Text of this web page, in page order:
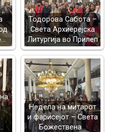
Тодорова Сабота –
Света Архиерејска
Литургија во Прилеп
Недела на митарот
и фарисејот – Светa
Божествена…